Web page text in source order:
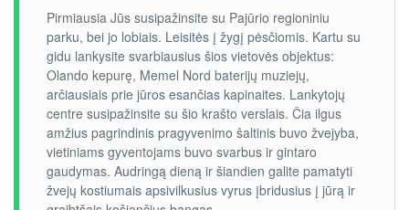
Pirmiausia Jūs susipažinsite su Pajūrio regioniniu
parku, bei jo lobiais. Leisitės į žygį pėsčiomis. Kartu su
gidu lankysite svarbiausius šios vietovės objektus:
Olando kepurę, Memel Nord baterijų muziejų,
arčiausiais prie jūros esančias kapinaites. Lankytojų
centre susipažinsite su šio krašto verslais. Čia ilgus
amžius pagrindinis pragyvenimo šaltinis buvo žvejyba,
vietiniams gyventojams buvo svarbus ir gintaro
gaudymas. Audringą dieną ir šiandien galite pamatyti
žvejų kostiumais apsivilkusius vyrus įbridusius į jūrą ir